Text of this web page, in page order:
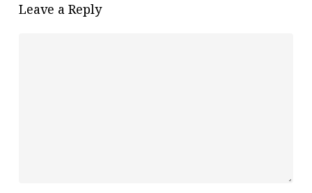
Leave a Reply